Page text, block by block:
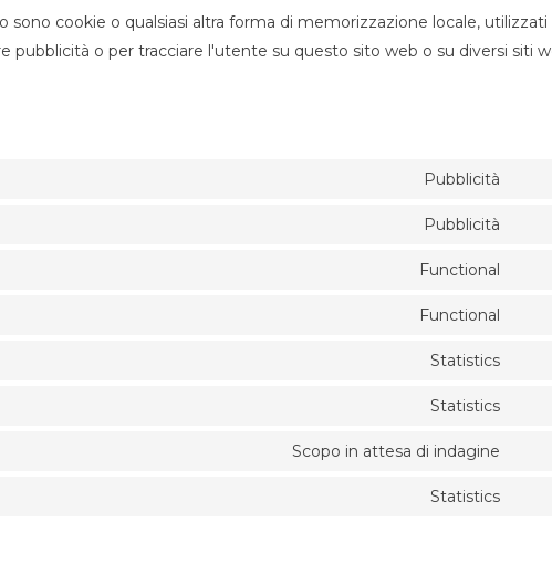
cookie o qualsiasi altra forma di memorizzazione locale, utilizzati
pubblicità o per tracciare l'utente su questo sito web o su diversi siti
Pubblicità
Pubblicità
Functional
Functional
Statistics
Statistics
Scopo in attesa di indagine
Statistics